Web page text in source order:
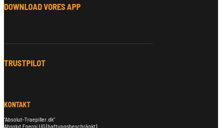
DOWNLOAD VORES APP
TRUSTPILOT
KONTAKT
"Absolut-Traepiller.dk"
Absolut Energi UG (haftungsbeschränkt)